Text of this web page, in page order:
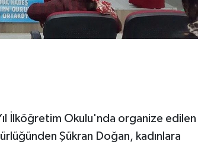
İlköğretim Okulu'nda organize edilen
Şükran Doğan, kadınlara